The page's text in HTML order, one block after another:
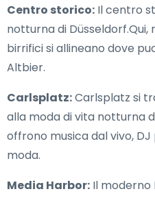
Centro storico: Il centro
notturna di
birrifici si allineano dove
Altbier.
Carlsplatz:Carlsplatz si
alla moda di vita notturna
offrono musica dal vivo,
moda.
Media Harbor: Il